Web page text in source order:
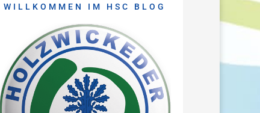
WILLKOMMEN IM HSC BLOG